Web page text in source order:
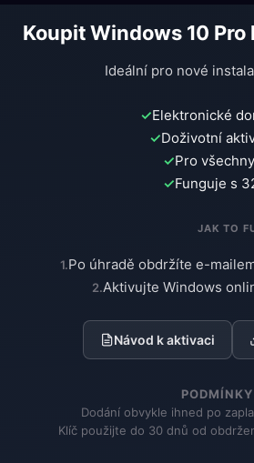
Koupit Windows 10
Ideální pro nové
Elektronické
Doživotní
Pro
Funguje s
JAK TO
Po úhradě obdržíte e-
Aktivujte Windows
Návod k aktivaci
Dodání obvykle ihned po
Klíč použijte do 30 dnů od